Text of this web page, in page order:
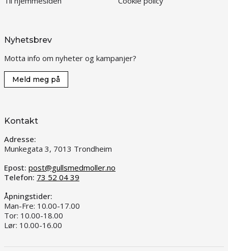
Nyhetsbrev
Motta info om nyheter og kampanjer?
Meld meg på
Kontakt
Adresse:
Munkegata 3, 7013 Trondheim
Epost: post@gullsmedmoller.no
Telefon: 73 52 04 39
Åpningstider:
Man-Fre: 10.00-17.00
Tor: 10.00-18.00
Lør: 10.00-16.00